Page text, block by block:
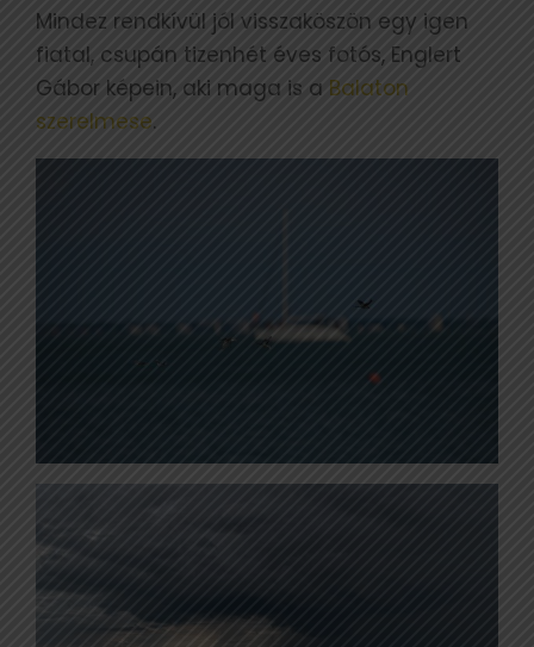
Mindez rendkívül jól visszaköszön egy igen
fiatal, csupán tizenhét éves fotós, Englert
Gábor képein, aki maga is a Balaton
szerelmese.